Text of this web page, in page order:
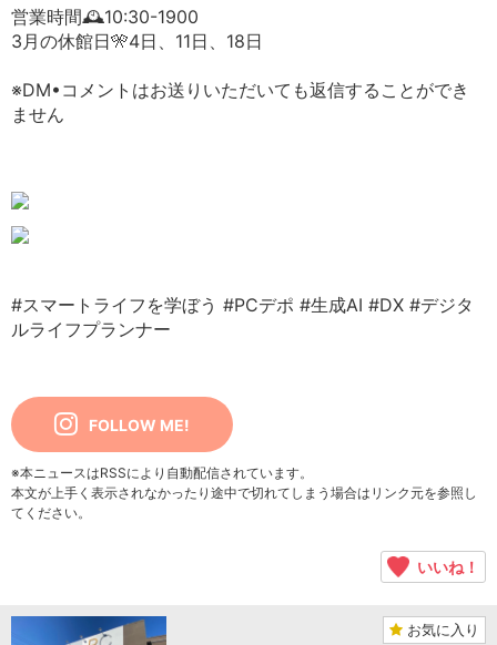
営業時間🕰️10:30-1900
3月の休館日🎌4日、11日、18日
※DM•コメントはお送りいただいても返信することができ
ません
#スマートライフを学ぼう #PCデポ #生成AI #DX #デジタ
ルライフプランナー
FOLLOW ME!
※本ニュースはRSSにより自動配信されています。
本文が上手く表示されなかったり途中で切れてしまう場合はリンク元を参照し
てください。
いいね！
お気に入り